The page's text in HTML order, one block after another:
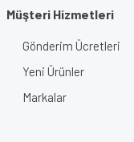
Müşteri Hizmetleri
Gönderim Ücretleri
Yeni Ürünler
Markalar